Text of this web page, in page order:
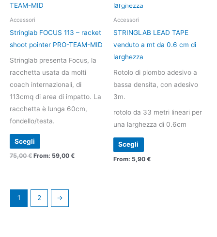
Accessori
Stringlab FOCUS 113 – racket
shoot pointer PRO-TEAM-MID
Stringlab presenta Focus, la
racchetta usata da molti
coach internazionali, di
113cmq di area di impatto. La
racchetta è lunga 60cm,
fondello/testa.
Scegli
ha
varianti.
Le
possono
essere
scelte
nella
pagina
del
75,00€ From: 59,00 €
Accessori
STRINGLAB LEAD TAPE
venduto a mt da 0.6 cm di
larghezza
Rotolo di piombo adesivo a
bassa densita, con adesivo
3m.
rotolo da 33 metri lineari per
una larghezza di 0.6cm
Scegli
varianti.
essere
scelte
pagina
del
prodotto
From: 5,90 €
1 2 →